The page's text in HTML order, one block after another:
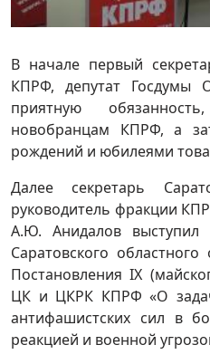
В начале первый
КПРФ, депутат Госдумы
приятную
новобранцам КПРФ, а
рождений и юбилеями
Далее секретарь
руководитель фракции
А.Ю. Анидалов
Саратовского
Постановления IX
ЦК и ЦКРК КПРФ «О
антифашистских сил в
реакцией и военной